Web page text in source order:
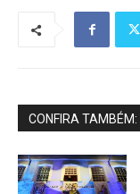
CONFIRA TAMBÉM: